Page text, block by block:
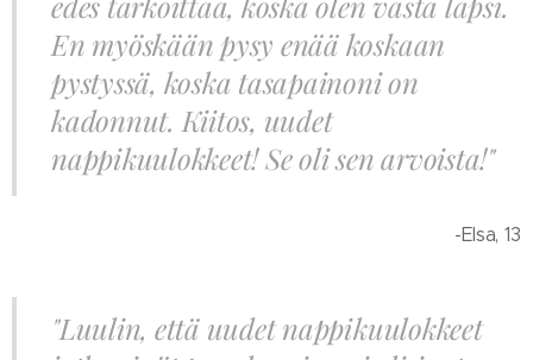
En myöskään pysy enää koskaan
pystyssä, koska tasapainoni on
kadonnut. Kiitos, uudet
nappikuulokkeet! Se oli sen arvoista!"
-Elsa, 13
"Luulin, että uudet nappikuulokkeet